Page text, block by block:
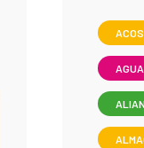
AGUA